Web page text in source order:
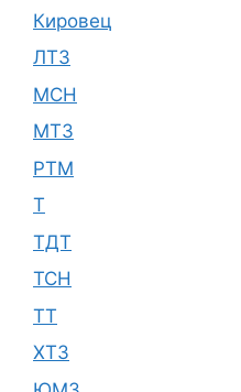
Кировец
ЛТЗ
МСН
МТЗ
РТМ
Т
ТДТ
ТСН
ТТ
ХТЗ